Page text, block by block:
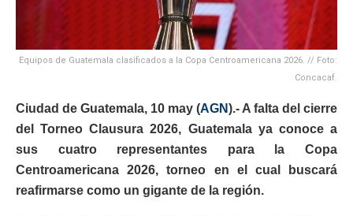
Equipos de Guatemala clasificados a la Copa Centroamericana 2026. // Foto:
Concacaf.
Ciudad de Guatemala, 10 may (AGN).- A falta del cierre
del Torneo Clausura 2026, Guatemala ya conoce a
sus cuatro representantes para la Copa
Centroamericana 2026, torneo en el cual buscará
reafirmarse como un gigante de la región.